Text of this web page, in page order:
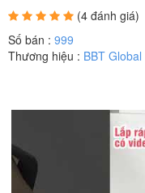
(4 đánh giá)
Số bán : 999
Thương hiệu : BBT Global